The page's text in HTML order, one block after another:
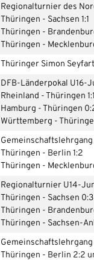
Regionalturnier des
Thüringen - Sachsen 1:1
Thüringen -
Thüringen -
Thüringer Simon
DFB-Länderpokal U16-
Rheinland - Thüringen 1:1
Hamburg - Thüringen
Württemberg -
Thüringen - Berlin 1:2
Thüringen -
Regionalturnier U14-
Thüringen - Sachsen 0:3
Thüringen -
Thüringen - Sachsen-
Thüringen - Berlin 2:2